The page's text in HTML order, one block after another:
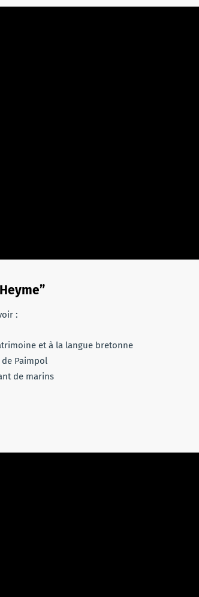
:
et à la langue bretonne
Paimpol
de marins